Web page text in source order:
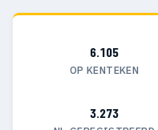
6.105
OP KENTEKEN
3.273